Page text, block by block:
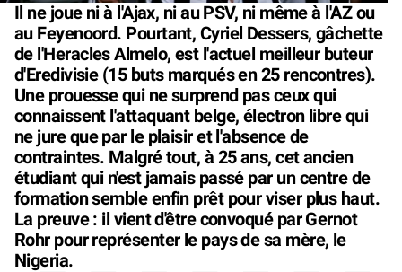
Il ne joue ni à l'Ajax, ni au PSV, ni même à l'AZ ou
au Feyenoord. Pourtant, Cyriel Dessers, gâchette
de l'Heracles Almelo, est l'actuel meilleur buteur
d'Eredivisie (15 buts marqués en 25 rencontres).
Une prouesse qui ne surprend pas ceux qui
connaissent l'attaquant belge, électron libre qui
ne jure que par le plaisir et l'absence de
contraintes. Malgré tout, à 25 ans, cet ancien
étudiant qui n'est jamais passé par un centre de
formation semble enfin prêt pour viser plus haut.
La preuve : il vient d'être convoqué par Gernot
Rohr pour représenter le pays de sa mère, le
Nigeria.